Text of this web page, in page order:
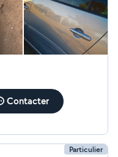
Contacter
Particulier